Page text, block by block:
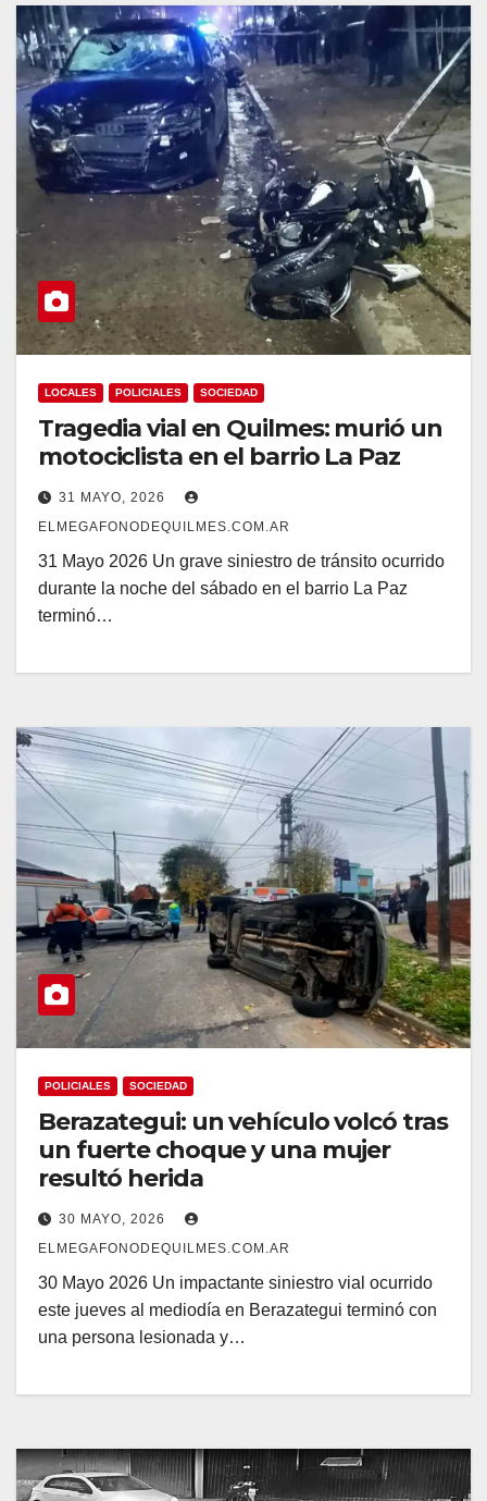
LOCALES POLICIALES SOCIEDAD
Tragedia vial en Quilmes: murió un
motociclista en el barrio La Paz
31 MAYO, 2026
ELMEGAFONODEQUILMES.COM.AR
31 Mayo 2026 Un grave siniestro de tránsito ocurrido
durante la noche del sábado en el barrio La Paz
terminó…
POLICIALES SOCIEDAD
Berazategui: un vehículo volcó tras
un fuerte choque y una mujer
resultó herida
30 MAYO, 2026
ELMEGAFONODEQUILMES.COM.AR
30 Mayo 2026 Un impactante siniestro vial ocurrido
este jueves al mediodía en Berazategui terminó con
una persona lesionada y…